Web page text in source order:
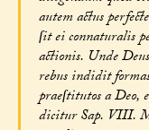
autem actus
ſit ei connaturalis
actionis. Unde
rebus indidit
praeſtitutos a Deo,
dicitur Sap. VIII.